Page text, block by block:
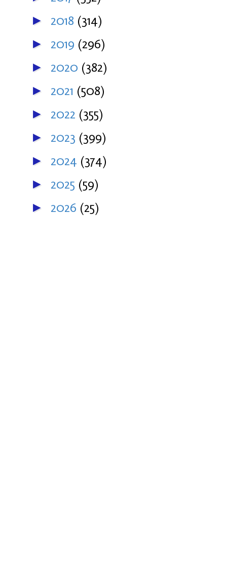
► 2018 (314)
► 2019 (296)
► 2020 (382)
► 2021 (508)
► 2022 (355)
► 2023 (399)
► 2024 (374)
► 2025 (59)
► 2026 (25)